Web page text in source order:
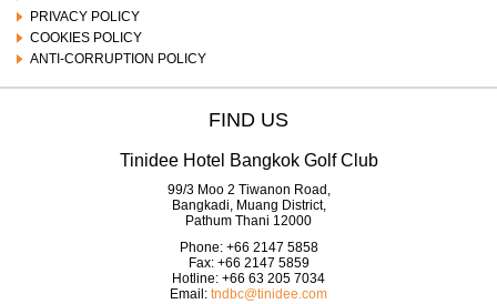
PRIVACY POLICY
COOKIES POLICY
ANTI-CORRUPTION POLICY
FIND US
Tinidee Hotel Bangkok Golf Club
99/3 Moo 2 Tiwanon Road,
Bangkadi, Muang District,
Pathum Thani 12000
Phone: +66 2147 5858
Fax: +66 2147 5859
Hotline: +66 63 205 7034
Email: tndbc@tinidee.com